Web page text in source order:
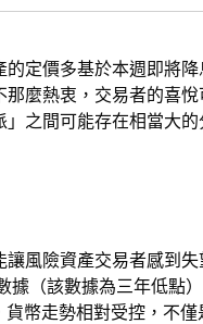
定價多基於本週即將
麼熱衷，交易者的喜
之間可能存在相當大
風險資產交易者感到
據（該數據為三年低
幣走勢相對受控，